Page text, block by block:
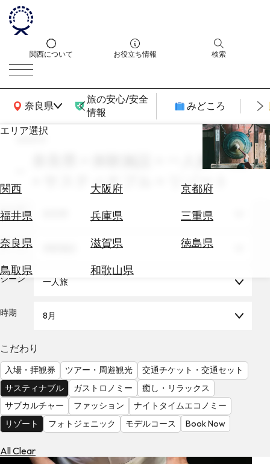
関西について お役立ち情報 検索
奈良県
関西広域MAP
旅の安心/安全
情報
みどころ
エリア選択
関西 大阪府
京都府
福井県
兵庫県
三重県
奈良県
滋賀県
徳島県
鳥取県
和歌山県
エ
券
テ
を
る
気
を
見
る
search
奈良県 × 体験施設 × 一人旅 × 8月
× サスティナブル × リゾート
エリア
テーマ
シーン 一人旅
時期 8月
こだわり
入場・拝観券 ツアー・周遊観光
交通チケット・交通セット
サスティナブル
ガストロノミー
癒し・リラックス
サブカルチャー
ファッション
ナイトタイムエコノミー
リゾート
フォトジェニック モデルコース Book Now
All Clear